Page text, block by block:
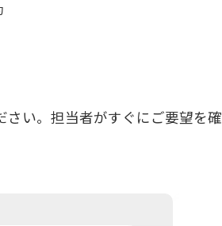
い。担当者がすぐにご要望を確